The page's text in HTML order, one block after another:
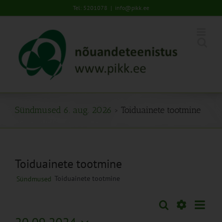
to
Tel: 5201078 | info@pikk.ee
Sündmused 6. aug. 2026 › Toiduainete tootmine
Toiduainete tootmine
Sündmused Toiduainete tootmine
Sündmused
Otsi Päev